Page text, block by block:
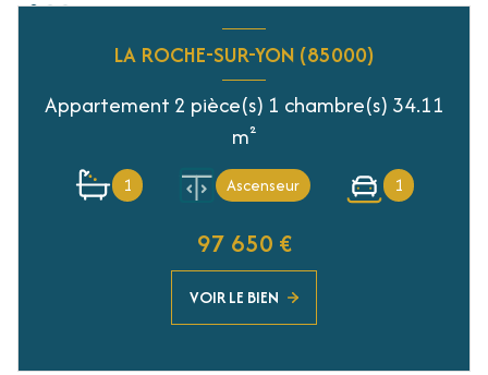
LA ROCHE-SUR-YON (85000)
Appartement 2 pièce(s) 1 chambre(s) 34.11
m²
1 Ascenseur 1
97 650 €
VOIR LE BIEN